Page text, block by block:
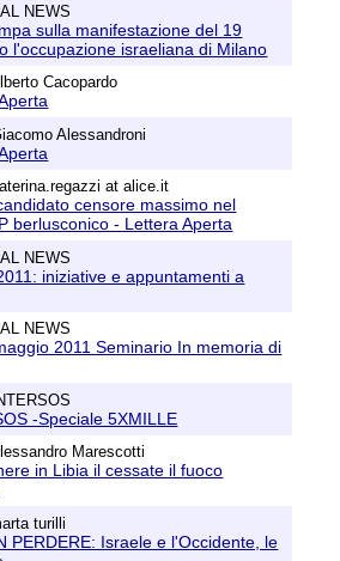
NEWS
sulla manifestazione del 19
l'occupazione israeliana di Milano
Cacopardo
Alessandroni
at alice.it
censore massimo nel
berlusconico - Lettera Aperta
NEWS
iniziative e appuntamenti a
NEWS
2011 Seminario In memoria di
-Speciale 5XMILLE
Marescotti
in Libia il cessate il fuoco
turilli
PERDERE: Israele e l'Occidente, le